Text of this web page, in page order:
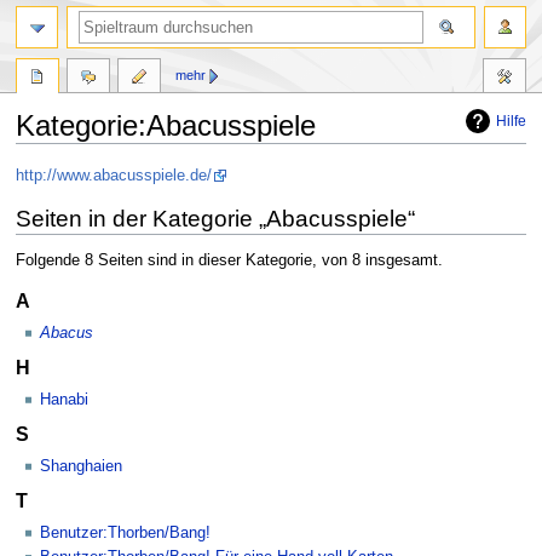
Hilfe
Kategorie:Abacusspiele
Zur
springen
Zur
springen
http://www.abacusspiele.de/
Seiten in der Kategorie „Abacusspiele“
Folgende 8 Seiten sind in dieser Kategorie, von 8 insgesamt.
A
Abacus
H
Hanabi
S
Shanghaien
T
Benutzer:Thorben/Bang!
mehr